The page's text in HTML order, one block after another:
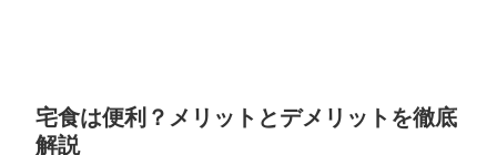
宅食は便利？メリットとデメリットを徹底
解説